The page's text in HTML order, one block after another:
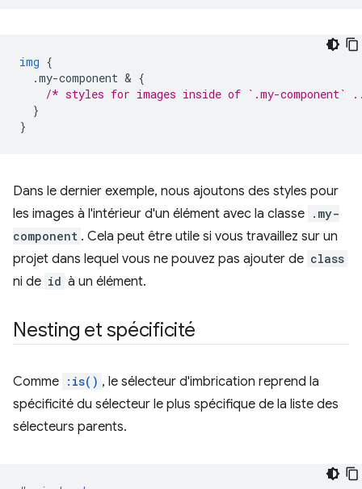
img {
.my-component & {
/* styles for images inside of `.my-
}
}
Dans le dernier exemple, nous ajoutons des styles pour
les images à l'intérieur d'un élément avec la classe .my-
component . Cela peut être utile si vous travaillez sur un
projet dans lequel vous ne pouvez pas ajouter de class
ni de id à un élément.
Nesting et spécificité
Comme :is() , le sélecteur d'imbrication reprend la
spécificité du sélecteur le plus spécifique de la liste des
sélecteurs parents.